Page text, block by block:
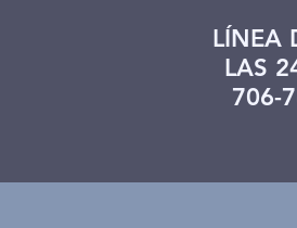
LÍNEA
LAS
706-